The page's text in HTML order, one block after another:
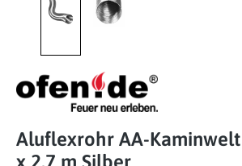
Aluflexrohr AA-
x 2,7 m Silber